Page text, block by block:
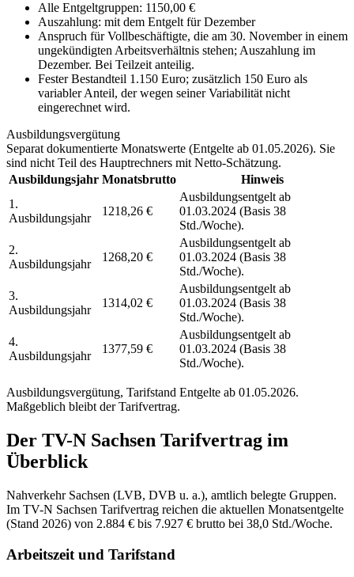
Alle Entgeltgruppen: 1150,00 €
Auszahlung: mit dem Entgelt fürDezember
Anspruch für Vollbeschäftigte, die am 30. November in einem
ungekündigten Arbeitsverhältnis stehen; Auszahlung im
Dezember. Bei Teilzeit anteilig.
Fester Bestandteil 1.150 Euro; zusätzlich 150 Euro als
variabler Anteil, der wegen seiner Variabilität nicht
eingerechnet wird.
Ausbildungsvergütung
Separat dokumentierte Monatswerte (Entgelte ab 01.05.2026). Sie
sind nicht Teil des Hauptrechners mit Netto-Schätzung.
Ausbildungsjahr Monatsbrutto
Hinweis
1.
Ausbildungsjahr
1218,26 €
Ausbildungsentgelt ab
01.03.2024 (Basis 38
Std./Woche).
2.
Ausbildungsjahr
1268,20 €
Ausbildungsentgelt ab
01.03.2024 (Basis 38
Std./Woche).
3.
Ausbildungsjahr
1314,02 €
Ausbildungsentgelt ab
01.03.2024 (Basis 38
Std./Woche).
4.
Ausbildungsjahr
1377,59 €
Ausbildungsentgelt ab
01.03.2024 (Basis 38
Std./Woche).
Ausbildungsvergütung, Tarifstand Entgelte ab 01.05.2026.
Maßgeblich bleibt der Tarifvertrag.
Der TV-N Sachsen Tarifvertrag im
Überblick
Nahverkehr Sachsen (LVB, DVB u. a.), amtlich belegte Gruppen.
Im TV-N Sachsen Tarifvertrag reichen die aktuellen Monatsentgelte
(Stand 2026) von 2.884 € bis 7.927 € brutto bei 38,0 Std./Woche.
Arbeitszeit und Tarifstand